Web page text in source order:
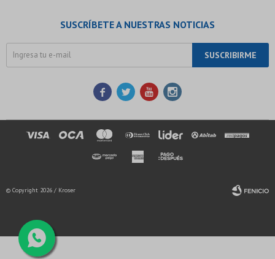
SUSCRÍBETE A NUESTRAS NOTICIAS
SUSCRIBIRME
   
© Copyright 2026 / Kroser